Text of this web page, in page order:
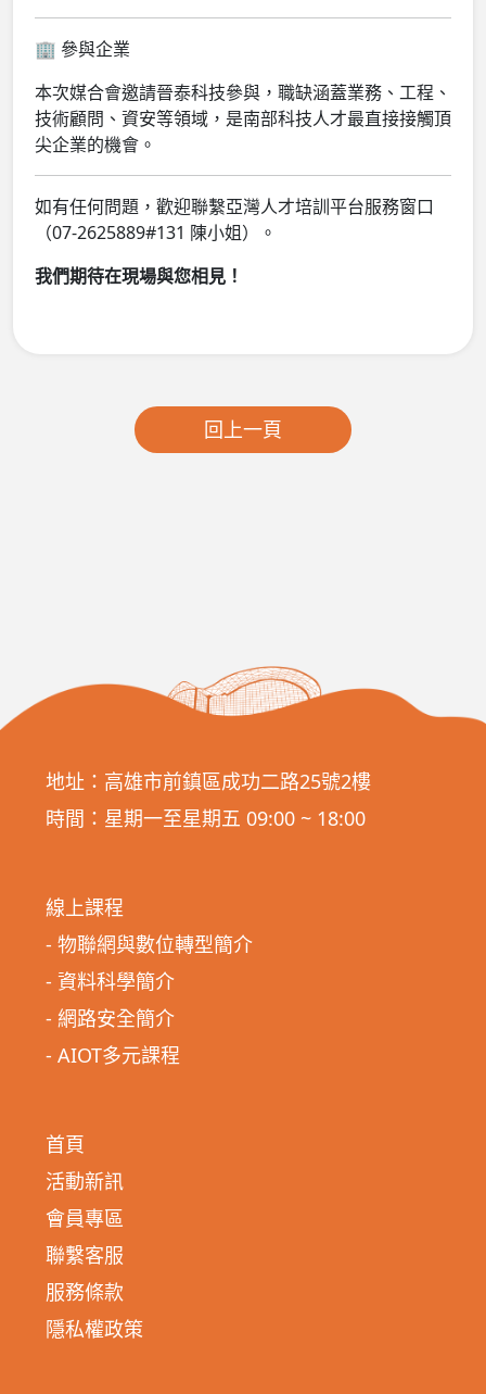
🏢 參與企業
本次媒合會邀請晉泰科技參與，職缺涵蓋業務、工程、
技術顧問、資安等領域，是南部科技人才最直接接觸頂
尖企業的機會。
如有任何問題，歡迎聯繫亞灣人才培訓平台服務窗口
（07-2625889#131 陳小姐）。
我們期待在現場與您相見！
回上一頁
地址：高雄市前鎮區成功二路25號2樓
時間：星期一至星期五 09:00 ~ 18:00
線上課程
- 物聯網與數位轉型簡介
- 資料科學簡介
- 網路安全簡介
- AIOT多元課程
首頁
活動新訊
會員專區
聯繫客服
服務條款
隱私權政策